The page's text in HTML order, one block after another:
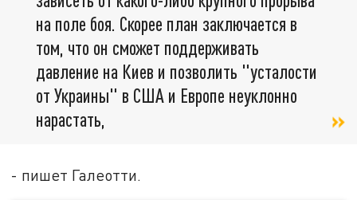
на поле боя. Скорее план заключается в
том, что он сможет поддерживать
давление на Киев и позволить "усталости
от Украины" в США и Европе неуклонно
нарастать,
- пишет Галеотти.